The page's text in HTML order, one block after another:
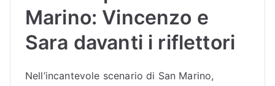
Marino: Vincenzo e
Sara davanti i riflettori
Nell’incantevole scenario di San Marino,